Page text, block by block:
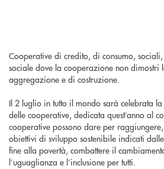
Cooperative di credito, di consumo,
sociale dove la cooperazione non dimostri
aggregazione e di costruzione.
Il 2 luglio in tutto il mondo sarà celebrata
delle cooperative, dedicata quest’anno al
cooperative possono dare per
obiettivi di sviluppo sostenibile indicati
fine alla povertà, combattere il
l’uguaglianza e l’inclusione per tutti.